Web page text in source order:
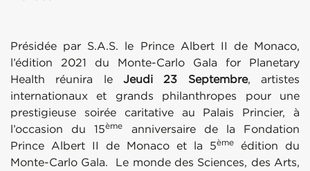
Présidée par S.A.S. le Prince Albert II de Monaco,
l’édition 2021 du Monte-Carlo Gala for Planetary
Health réunira le Jeudi 23 Septembre, artistes
internationaux et grands philanthropes pour une
prestigieuse soirée caritative au Palais Princier, à
l’occasion du 15ème
anniversaire de la Fondation
Prince Albert II de Monaco et la 5ème
édition du
Monte-Carlo Gala. Le monde des Sciences, des Arts,